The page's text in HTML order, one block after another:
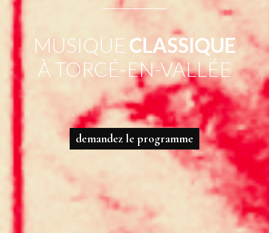
MUSIQUEVOCALEÀ
TORCÉ-EN-VALLÉE
demandez le programme